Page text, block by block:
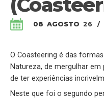
08 AGOSTO 26 /
O Coasteering é das
Natureza, de mergulhar
de ter experiências
Neste que foi o segundo